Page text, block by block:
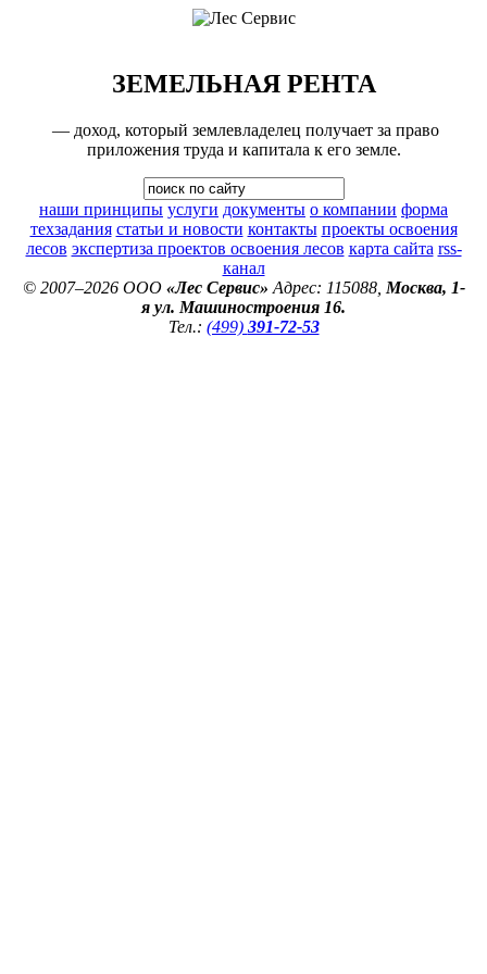
ЗЕМЕЛЬНАЯ РЕНТА
— доход, который землевладелец получает за право
приложения труда и капитала к его земле.
наши принципы услуги документы о компании форма
техзадания статьи и новости контакты проекты освоения
лесов экспертиза проектов освоения лесов карта сайта rss-
канал
© 2007–2026 ООО «Лес Сервис» Адрес: 115088, Москва, 1-
я ул. Машиностроения 16.
Тел.: (499) 391-72-53